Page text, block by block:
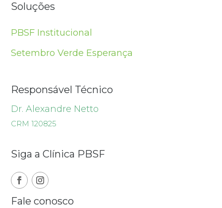
Soluções
PBSF Institucional
Setembro Verde Esperança
Responsável Técnico
Dr. Alexandre Netto
CRM 120825
Siga a Clínica PBSF
Fale conosco